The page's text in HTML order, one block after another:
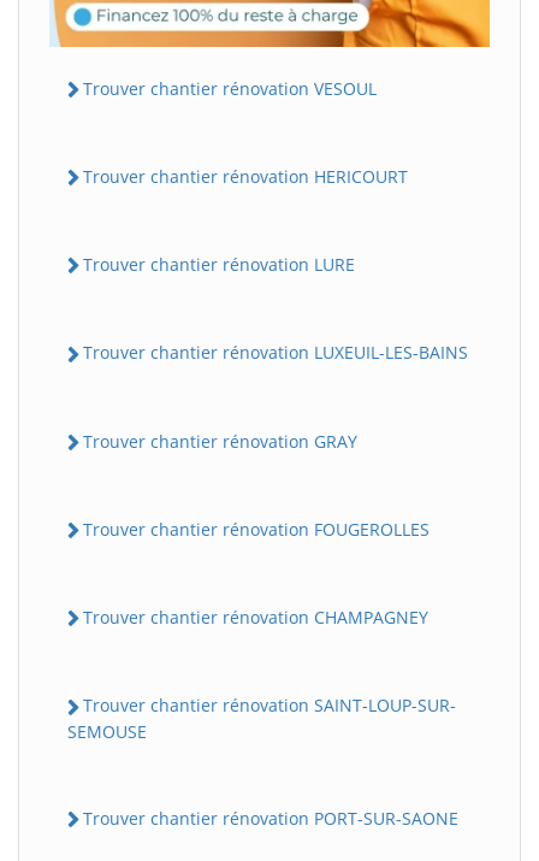
Trouver chantier rénovation VESOUL
Trouver chantier rénovation HERICOURT
Trouver chantier rénovation LURE
Trouver chantier rénovation LUXEUIL-LES-BAINS
Trouver chantier rénovation GRAY
Trouver chantier rénovation FOUGEROLLES
Trouver chantier rénovation CHAMPAGNEY
Trouver chantier rénovation SAINT-LOUP-SUR-
SEMOUSE
Trouver chantier rénovation PORT-SUR-SAONE